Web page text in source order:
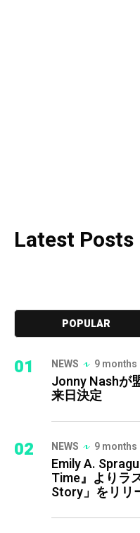
Latest Posts
POPULAR
01 NEWS 9 months
Jonny Nashが
来日決定
02 NEWS 9 months
Emily A.
Time』よりラ
Story」をリリ